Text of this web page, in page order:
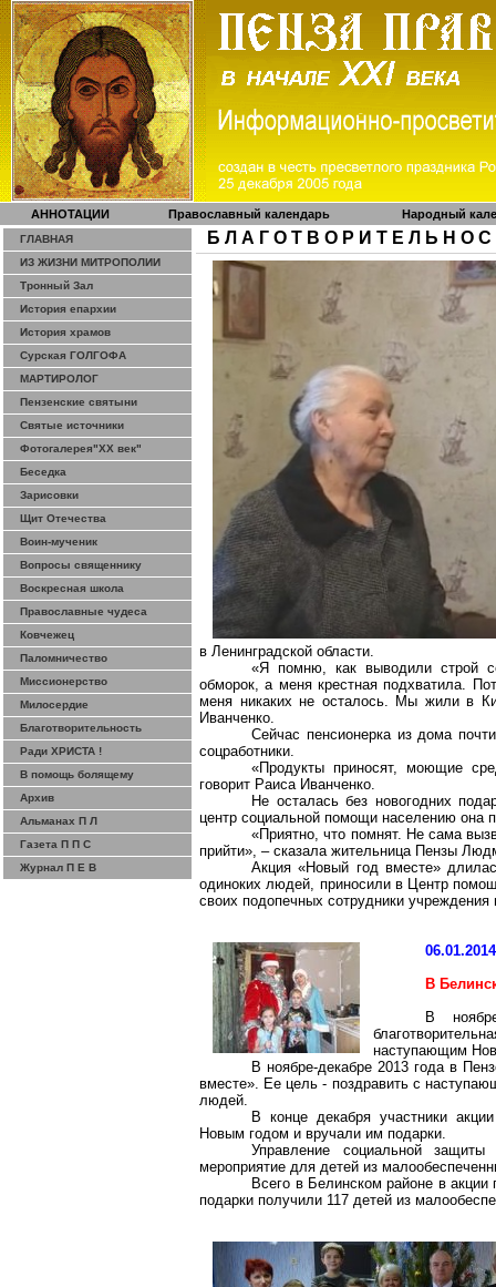
АННОТАЦИИ Православный календарь Народный
ГЛАВНАЯ
ИЗ ЖИЗНИ МИТРОПОЛИИ
Тронный Зал
История епархии
История храмов
Сурская ГОЛГОФА
МАРТИРОЛОГ
Пензенские святыни
Святые источники
Фотогалерея"ХХ век"
Беседка
Зарисовки
Щит Отечества
Воин-мученик
Вопросы священнику
Воскресная школа
Православные чудеса
Ковчежец
Паломничество
Миссионерство
Милосердие
Благотворительность
Ради ХРИСТА !
В помощь болящему
Архив
Альманах П Л
Газета П П С
Журнал П Е В
Б Л А Г О Т В О Р И Т Е Л Ь Н О С
в Ленинградской области.
«Я помню, как выводили строй
обморок, а меня крестная подхватила.
меня никаких не осталось. Мы жили в
Иванченко.
Сейчас пенсионерка из дома
соцработники.
«Продукты приносят, моющие
говорит Раиса Иванченко.
Не осталась без новогодних
центр социальной помощи населению
«Приятно, что помнят. Не сама
прийти», – сказала жительница Пензы
Акция «Новый год вместе»
одиноких людей, приносили в Центр
своих подопечных сотрудники учреждения
06.01.2014
В
В
наступающим
В ноябре-декабре 2013 года в
вместе». Ее цель - поздравить с
людей.
В конце декабря участники
Новым годом и вручали им подарки.
Управление социальной
мероприятие для детей из
Всего в Белинском районе в акции
подарки получили 117 детей из